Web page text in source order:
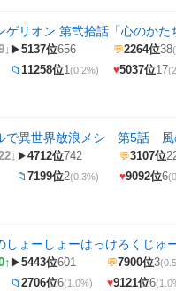
ゲリオン 第弐拾話「心のか
▶5137位656 💬2264位38
📁 11258位1(0.2%) ♥5037位17
で異世界放浪メシ 第5話 風
▶4712位742 💬3107位
📁 7199位2(0.3%) ♥9092位6
しょーしょーはっけろくじゅ
▶5443位601 💬7900位3
📁 2706位6(1.0%) ♥9121位6